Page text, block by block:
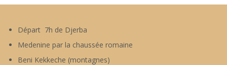
Départ 7h de Djerba
Medenine par la chaussée romaine
Beni Kekkeche (montagnes)